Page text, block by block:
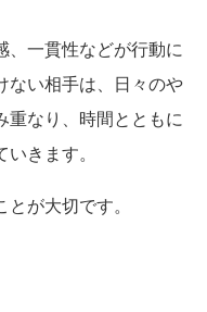
、一貫性などが行動に
ない相手は、日々のや
重なり、時間とともに
いきます。
が大切です。